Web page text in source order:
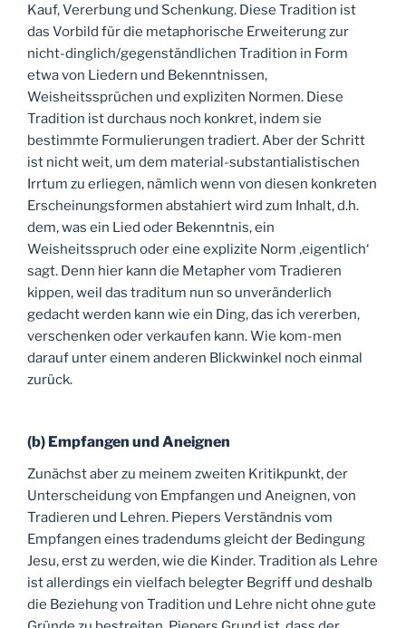
Kauf, Vererbung und Schenkung. Diese Tradition ist
das Vorbild für die metaphorische Erweiterung zur
nicht-dinglich/gegenständlichen Tradition in Form
etwa von Liedern und Bekenntnissen,
Weisheitssprüchen und expliziten Normen. Diese
Tradition ist durchaus noch konkret, indem sie
bestimmte Formulierungen tradiert. Aber der Schritt
ist nicht weit, um dem material-substantialistischen
Irrtum zu erliegen, nämlich wenn von diesen konkreten
Erscheinungsformen abstahiert wird zum Inhalt, d.h.
dem, was ein Lied oder Bekenntnis, ein
Weisheitsspruch oder eine explizite Norm ‚eigentlich‘
sagt. Denn hier kann die Metapher vom Tradieren
kippen, weil das traditum nun so unveränderlich
gedacht werden kann wie ein Ding, das ich vererben,
verschenken oder verkaufen kann. Wie kom-men
darauf unter einem anderen Blickwinkel noch einmal
zurück.
(b) Empfangen und Aneignen
Zunächst aber zu meinem zweiten Kritikpunkt, der
Unterscheidung von Empfangen und Aneignen, von
Tradieren und Lehren. Piepers Verständnis vom
Empfangen eines tradendums gleicht der Bedingung
Jesu, erst zu werden, wie die Kinder. Tradition als Lehre
ist allerdings ein vielfach belegter Begriff und deshalb
die Beziehung von Tradition und Lehre nicht ohne gute